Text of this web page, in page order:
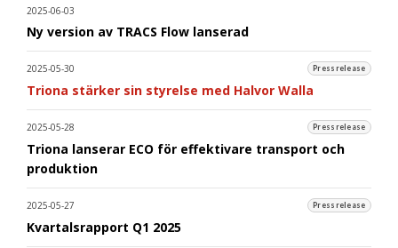
2025-06-03
Ny version av TRACS Flow lanserad
2025-05-30 Pressrelease
Triona stärker sin styrelse med Halvor Walla
2025-05-28 Pressrelease
Triona lanserar ECO för effektivare transport och
produktion
2025-05-27 Pressrelease
Kvartalsrapport Q1 2025